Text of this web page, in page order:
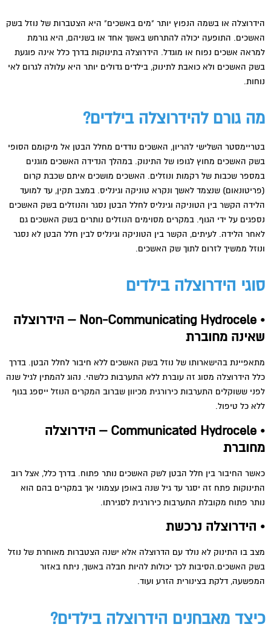
הידרוצלה או בשמה הנפוץ יותר "מים באשכים" היא הצטברות של נוזל בשק
האשכים. התופעה יכולה להתרחש באשך אחד או בשניהם, היא גורמת
למראה אשכים נפוח או מוגדל. הידרוצלה בתינוקות בדרך כלל אינה פוגעת
בשק האשכים ולא כואבת לתינוק, בילדים גדולים יותר היא עלולה לגרום לאי
נוחות.
מה גורם להידרוצלה בילדים?
בטריימסטר השלישי להריון, האשכים נודדים מחלל הבטן אל מיקומם הסופי
בשק האשכים מחוץ לגופו של התינוק. במהלך הנדידה האשכים מוגנים
במספר שכבות של רקמות ונוזלים. האשכים מושכים איתם שכבת קרום
(פריטונאום) שנצמד לאשך ונקרא טוניקה וגינליס. במצב תקין, עד למועד
הלידה הקשר בין הטוניקה וגינליס לחלל הבטן נסגר והנוזלים בשק האשכים
נספגים על ידי הגוף. במקרים מסוימים הנוזלים נותרים בשק האשכים גם
לאחר הלידה. לעיתים, הקשר בין הטוניקה וגינליס לבין חלל הבטן לא נסגר
ונוזל ממשיך לזרום לתוך שק האשכים.
סוגי הידרוצלה בילדים
• Non-Communicating Hydrocele – הידרוצלה
שאינה מחוברת
מתאפיינת בהישארותו של נוזל בשק האשכים ללא חיבור לחלל הבטן. בדרך
כלל הידרוצלה מסוג זה עוברת ללא התערבות כלשהי. נהוג להמתין לגיל שנה
לפני ששוקלים התערבות כירורגית מכיוון שברוב המקרים הנוזל ייספג בגוף
ללא כל טיפול.
• Communicated Hydrocele – הידרוצלה
מחוברת
כאשר החיבור בין חלל הבטן לשק האשכים נותר פתוח. בדרך כלל, אצל רוב
התינוקות פתח זה יסגר עד גיל שנה באופן עצמוני אך במקרים בהם הוא
נותר פתוח מקובלת התערבות כירורגית לסגירתו.
• הידרוצלה נרכשת
מצב בו התינוק לא נולד עם הדרוצלה אלא ישנה הצטברות מאוחרת של נוזל
בשק האשכים.הסיבות לכך יכולות להיות חבלה באשך, ניתח באזור
המפשעה, דלקת בצינורית הזרע ועוד.
כיצד מאבחנים הידרוצלה בילדים?